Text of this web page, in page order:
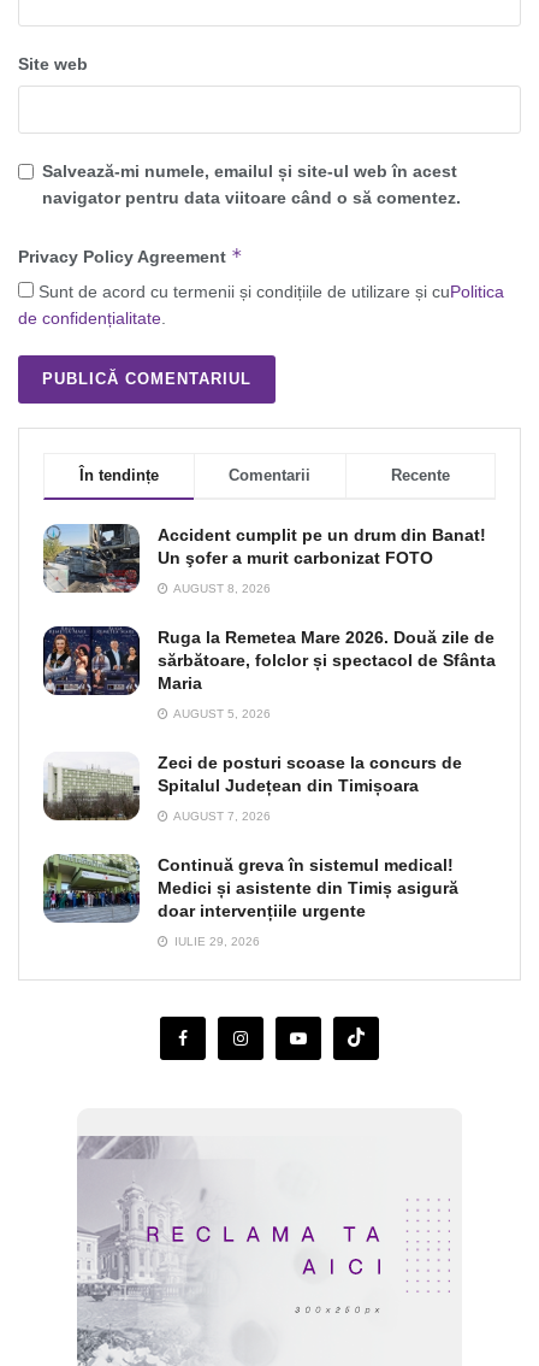
Site web
Salvează-mi numele, emailul și site-ul web în acest
navigator pentru data viitoare când o să comentez.
Privacy Policy Agreement *
Sunt de acord cu termenii și condițiile de utilizare și cuPolitica
de confidențialitate
În tendințe Comentarii Recente
Accident cumplit pe un drum din Banat!
Un şofer a murit carbonizat FOTO
AUGUST 8, 2026
Ruga la Remetea Mare 2026. Două zile de
sărbătoare, folclor și spectacol de Sfânta
Maria
AUGUST 5, 2026
Zeci de posturi scoase la concurs de
Spitalul Județean din Timișoara
AUGUST 7, 2026
Continuă greva în sistemul medical!
Medici și asistente din Timiș asigură
doar intervențiile urgente
IULIE 29, 2026